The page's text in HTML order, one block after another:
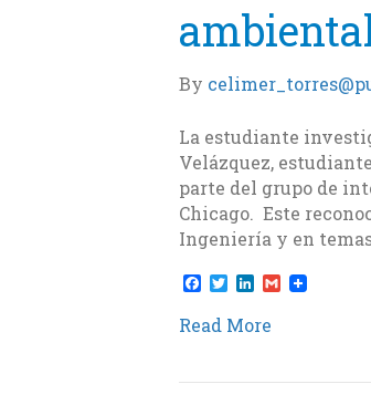
By
La estudiante
Velázquez,
parte del grupo de
Chicago. Este
Ingeniería y en
F
a
c
e
o
T
w
i
t
r
L
n
k
I
G
m
Read More